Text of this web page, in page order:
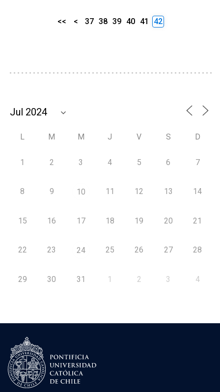
<< < 37 38 39 40 41 42
L M M J V S D
1 2 3 4 5 6 7
8 9 10 11 12 13 14
15 16 17 18 19 20 21
22 23 24 25 26 27 28
29 30 31 1 2 3 4